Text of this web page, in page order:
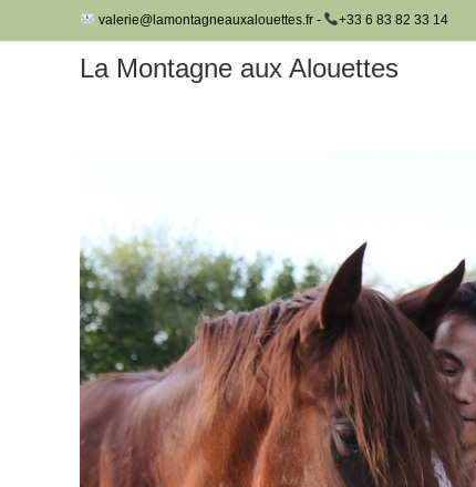
to
valerie@lamontagneauxalouettes.fr - +33 6 83 82 33 14
La Montagne aux Alouettes